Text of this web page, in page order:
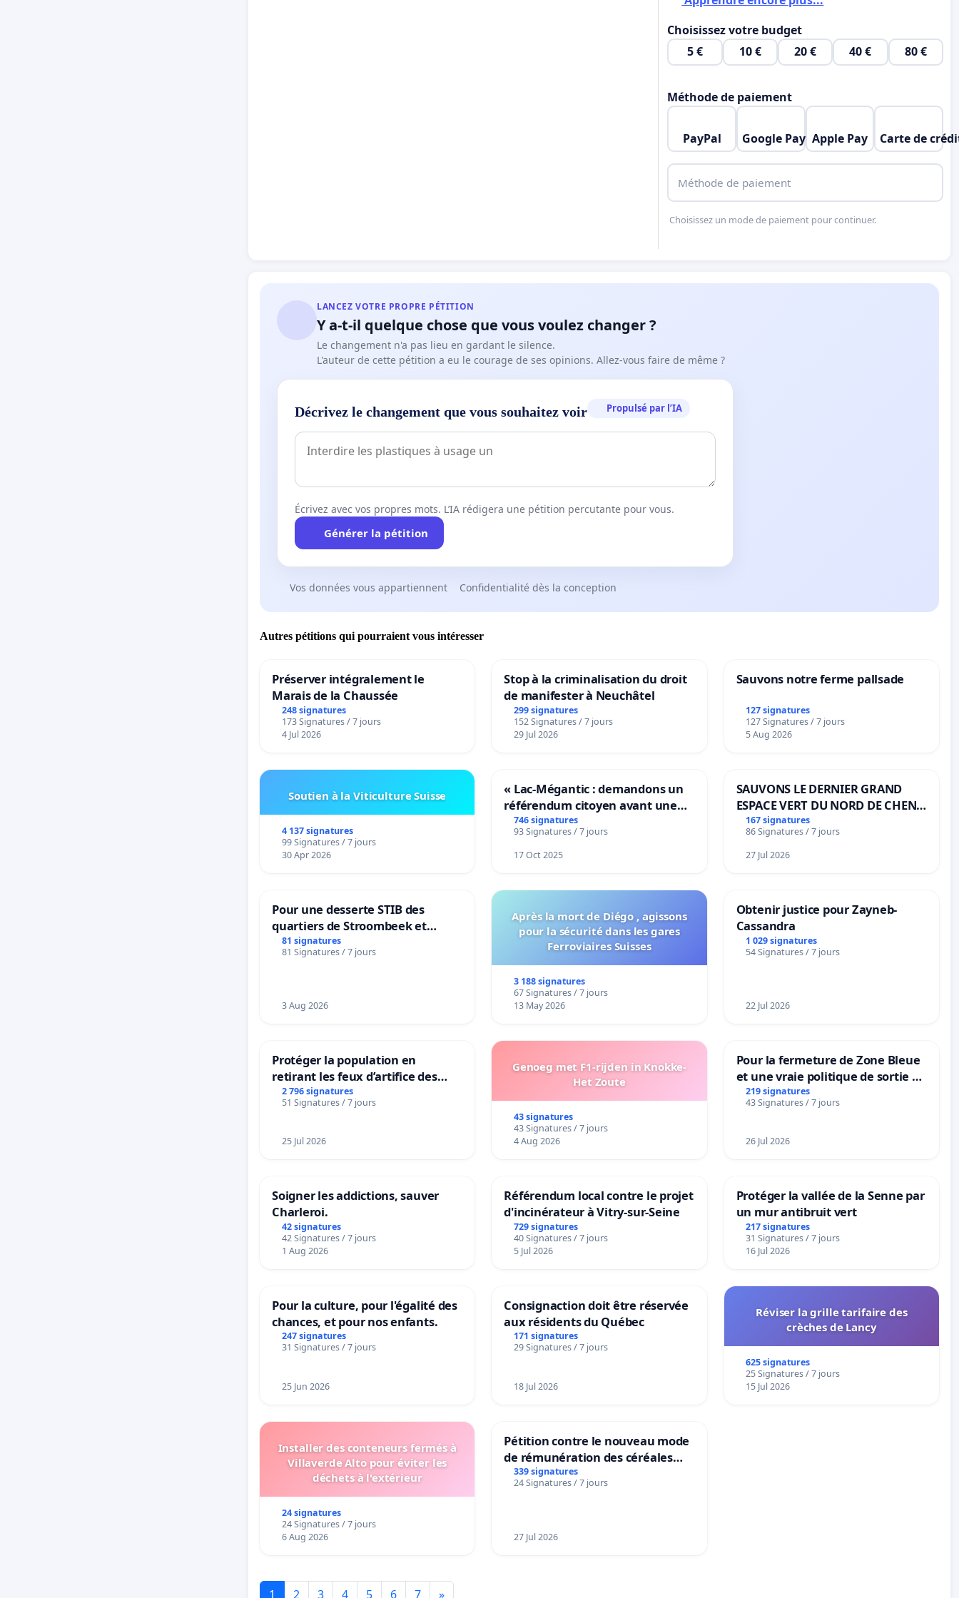
Choisissez votre budget
5 €
10 € 20 € 40 € 80 €
Méthode de paiement
PayPal Google Pay Apple Pay Carte de
Méthode de paiement
Choisissez un mode de paiement pour continuer.
LANCEZ VOTRE PROPRE PÉTITION
Y a-t-il quelque chose que vous voulez changer ?
Le changement n'a pas lieu en gardant le silence.
L'auteur de cette pétition a eu le courage de ses opinions. Allez-vous faire de même ?
Décrivez le changement que vous souhaitez voir Propulsé par l’IA
Écrivez avec vos propres mots. L’IA rédigera une pétition percutante pour vous.
Générer la pétition
Vos données vous appartiennent Confidentialité dès la conception
Autres pétitions qui pourraient vous intéresser
Préserver intégralement le
Marais de la Chaussée
248 signatures
173 Signatures / 7 jours
4 Jul 2026
Stop à la criminalisation du droit
de manifester à Neuchâtel
299 signatures
152 Signatures / 7 jours
29 Jul 2026
Sauvons notre ferme pallsade
127 signatures
127 Signatures / 7 jours
5 Aug 2026
Soutien à la Viticulture Suisse
4 137 signatures
99 Signatures / 7 jours
30 Apr 2026
« Lac-Mégantic : demandons un
référendum citoyen avant une
transformation irréversible de
notre territoire »
746 signatures
93 Signatures / 7 jours
17 Oct 2025
SAUVONS LE DERNIER GRAND
ESPACE VERT DU NORD DE CHENE-
BOUGERIES
167 signatures
86 Signatures / 7 jours
27 Jul 2026
Pour une desserte STIB des
quartiers de Stroombeek et
Beauval - Voor een MIVB-
bediening van de wijken
81 signatures
81 Signatures / 7 jours
3 Aug 2026
Après la mort de Diégo , agissons
pour la sécurité dans les gares
Ferroviaires Suisses
3 188 signatures
67 Signatures / 7 jours
13 May 2026
Obtenir justice pour Zayneb-
Cassandra
1 029 signatures
54 Signatures / 7 jours
22 Jul 2026
Protéger la population en
retirant les feux d’artifice des
rayons
2 796 signatures
51 Signatures / 7 jours
25 Jul 2026
Genoeg met F1-rijden in Knokke-
Het Zoute
43 signatures
43 Signatures / 7 jours
4 Aug 2026
Pour la fermeture de Zone Bleue
et une vraie politique de sortie de
la dépendance
219 signatures
43 Signatures / 7 jours
26 Jul 2026
Soigner les addictions, sauver
Charleroi.
42 signatures
42 Signatures / 7 jours
1 Aug 2026
Référendum local contre le projet
d'incinérateur à Vitry-sur-Seine
729 signatures
40 Signatures / 7 jours
5 Jul 2026
Protéger la vallée de la Senne par
un mur antibruit vert
217 signatures
31 Signatures / 7 jours
16 Jul 2026
Pour la culture, pour l'égalité des
chances, et pour nos enfants.
247 signatures
31 Signatures / 7 jours
25 Jun 2026
Consignaction doit être réservée
aux résidents du Québec
171 signatures
29 Signatures / 7 jours
18 Jul 2026
Réviser la grille tarifaire des
crèches de Lancy
625 signatures
25 Signatures / 7 jours
15 Jul 2026
Installer des conteneurs fermés à
Villaverde Alto pour éviter les
déchets à l'extérieur
24 signatures
24 Signatures / 7 jours
6 Aug 2026
Pétition contre le nouveau mode
de rémunération des céréales
panifiables de Swiss granum basé
sur la teneur en protéines
339 signatures
24 Signatures / 7 jours
27 Jul 2026
1 2 3 4 5 6 7 »